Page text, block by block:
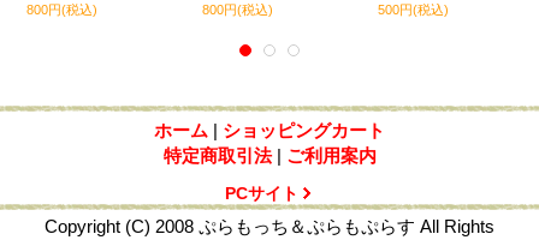
800円(税込)
800円(税込)
500円(税込)
ホーム | ショッピングカート
特定商取引法 | ご利用案内
PCサイト
Copyright (C) 2008 ぷらもっち＆ぷらもぷらす All Rights